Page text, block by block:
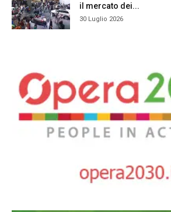
il mercato dei...
30 Luglio 2026